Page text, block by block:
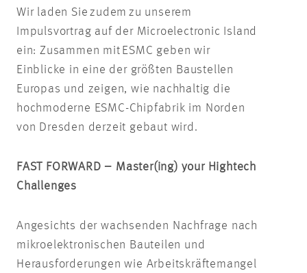
Wir laden Sie zudem zu unserem
Impulsvortrag auf der Microelectronic Island
ein: Zusammen mit ESMC geben wir
Einblicke in eine der größten Baustellen
Europas und zeigen, wie nachhaltig die
hochmoderne ESMC-Chipfabrik im Norden
von Dresden derzeit gebaut wird.
FAST FORWARD – Master(ing) your Hightech
Challenges
Angesichts der wachsenden Nachfrage nach
mikroelektronischen Bauteilen und
Herausforderungen wie Arbeitskräftemangel